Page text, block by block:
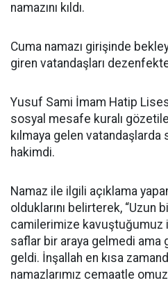
namazını kıldı.
Cuma namazı girişinde
giren vatandaşları
Yusuf Sami İmam Hatip
sosyal mesafe kuralı
kılmaya gelen
hakimdi.
Namaz ile ilgili açıklama
olduklarını belirterek, “Uzun
camilerimize kavuştuğumuz
saflar bir araya gelmedi ama
geldi. İnşallah en kısa
namazlarımız cemaatle